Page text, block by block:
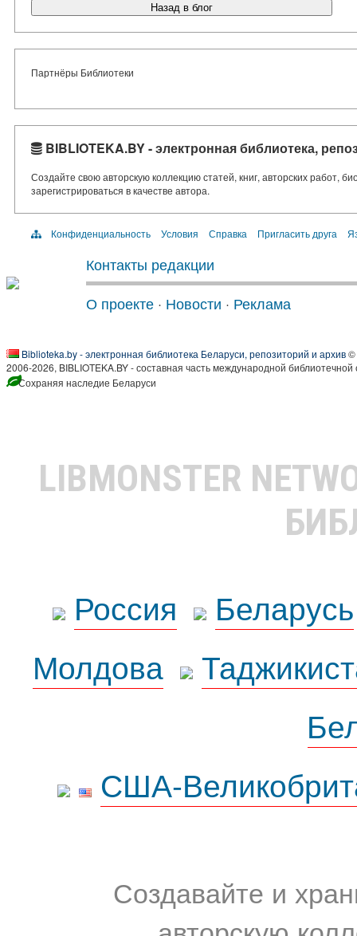
Назад в блог
Партнёры Библиотеки
BIBLIOTEKA.BY - электронная библиотека,
Создайте свою авторскую коллекцию статей, книг, авторских работ,
зарегистрироваться в качестве автора.
Конфиденциальность Условия Справка Пригласить друга
Контакты редакции
О проекте · Новости · Реклама
Biblioteka.by - электронная библиотека Беларуси, репозиторий и архив©
2006-2026, BIBLIOTEKA.BY - составная часть международной
Сохраняя наследие Беларуси
LIBMONSTER
Россия
Беларусь
Молдова
США-
Создавайте и